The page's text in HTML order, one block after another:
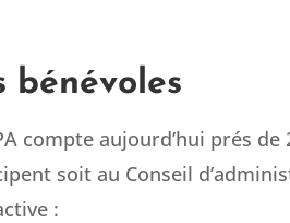
bénévoles
compte aujourd’hui prés
soit au Conseil
: